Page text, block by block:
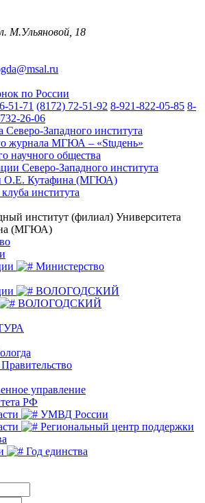
М.Ульяновой, 18
по России
51-71 (8172) 72-51-92 8-921-822-05-85 8-
26-06
Западного института
журнала МГЮА – «Stuдень»
научного общества
Северо-Западного института
О.Е. Кутафина (МГЮА)
института
институт (филиал) Университета
(МГЮА)
Министерство
ВОЛОГОДСКИЙ
ВОЛОГОДСКИЙ
Правительство
управление
РФ
УМВД России
Региональный центр поддержки
Год единства